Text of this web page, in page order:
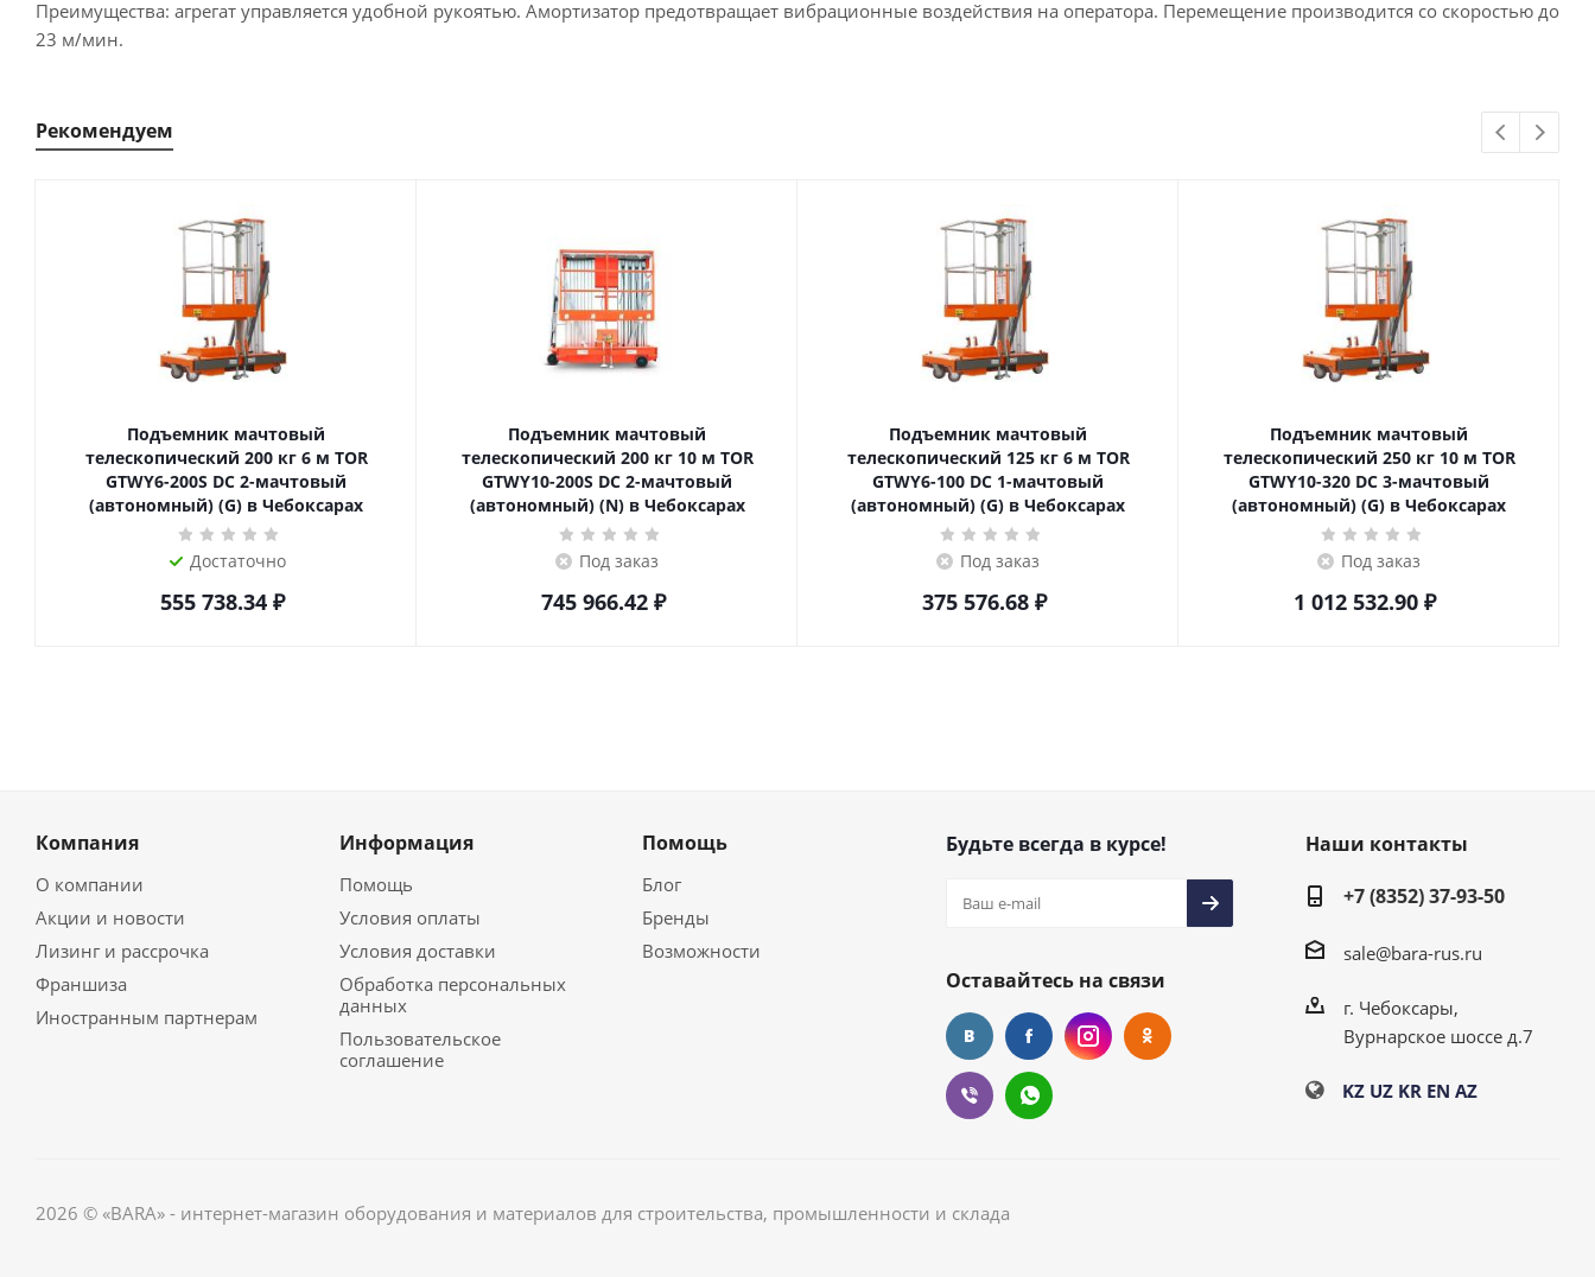
Преимущества: агрегат управляется удобной рукоятью. Амортизатор предотвращает вибрационные воздействия на оператора. Перемещение производится со скоростью до
23 м/мин.
Рекомендуем
Подъемник мачтовый
телескопический 200 кг 6 м TOR
GTWY6-200S DC 2-мачтовый
(автономный) (G) в Чебоксарах
Достаточно
555 738.34₽
Подъемник мачтовый
телескопический 200 кг 10 м TOR
GTWY10-200S DC 2-мачтовый
(автономный) (N) в Чебоксарах
Под заказ
745 966.42₽
Подъемник мачтовый
телескопический 125 кг 6 м TOR
GTWY6-100 DC 1-мачтовый
(автономный) (G) в Чебоксарах
Под заказ
375 576.68₽
Подъемник мачтовый
телескопический 250 кг 10 м TOR
GTWY10-320 DC 3-мачтовый
(автономный) (G) в Чебоксарах
Под заказ
1 012 532.90 ₽
Компания
О компании
Акции и новости
Лизинг и рассрочка
Франшиза
Иностранным партнерам
Информация
Помощь
Условия оплаты
Условия доставки
Обработка персональных
данных
Пользовательское
соглашение
Помощь
Блог
Бренды
Возможности
Будьте всегда в курсе!
Оставайтесь на связи
Наши контакты
+7 (8352) 37-93-50
sale@bara-rus.ru
г. Чебоксары,
Вурнарское шоссе д.7
KZ UZ KR EN AZ
2026 © «BARA» - интернет-магазин оборудования и материалов для строительства, промышленности и склада